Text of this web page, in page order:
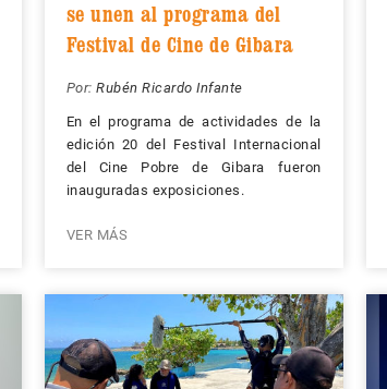
se unen al programa del
Festival de Cine de Gibara
Por: Rubén Ricardo Infante
En el programa de actividades de la
edición 20 del Festival Internacional
del Cine Pobre de Gibara fueron
inauguradas exposiciones.
VER MÁS